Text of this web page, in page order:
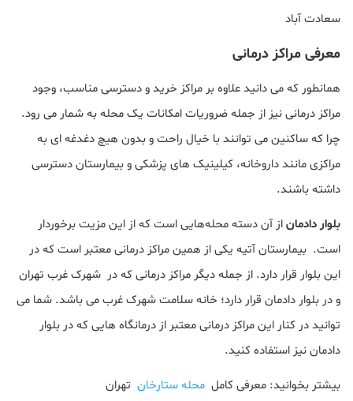
سعادت آباد
معرفی مراکز درمانی
همانطور که می دانید علاوه بر مراکز خرید و دسترسی مناسب، وجود
مراکز درمانی نیز از جمله ضروریات امکانات یک محله به شمار می رود.
چرا که ساکنین می توانند با خیال راحت و بدون هیچ دغدغه ای به
مراکزی مانند داروخانه، کیلینیک های پزشکی و بیمارستان دسترسی
داشته باشند.
بلوار دادماناز آن دسته محله‌هایی است که از این مزیت برخوردار
است. بیمارستان آتیه یکی از همین مراکز درمانی معتبر است که در
این بلوار قرار دارد. از جمله دیگر مراکز درمانی که در شهرک غرب تهران
و در بلوار دادمان قرار دارد؛ خانه سلامت شهرک غرب می باشد. شما می
توانید در کنار این مراکز درمانی معتبر از درمانگاه هایی که در بلوار
دادمان نیز استفاده کنید.
بیشتر بخوانید: معرفی کامل محله ستارخان تهران